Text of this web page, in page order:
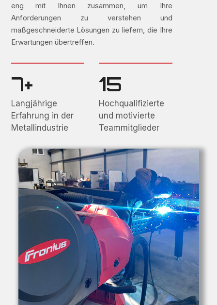
eng mit Ihnen zusammen, um Ihre
Anforderungen zu verstehen und
maßgeschneiderte Lösungen zu liefern, die Ihre
Erwartungen übertreffen.
7+
Langjährige
Erfahrung in der
Metallindustrie
15
Hochqualifizierte
und motivierte
Teammitglieder